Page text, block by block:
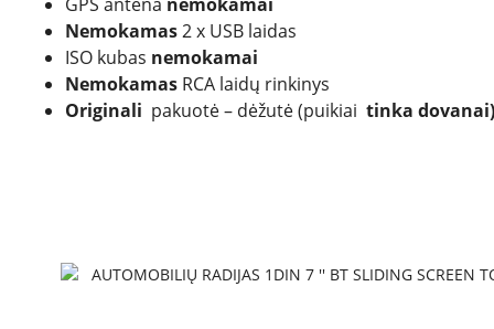
Nemokamas2 x USB laidas
ISO kubas nemokamai
Nemokamas RCA laidų rinkinys
Originali pakuotė – dėžutė (puikiai tinka dovanai)